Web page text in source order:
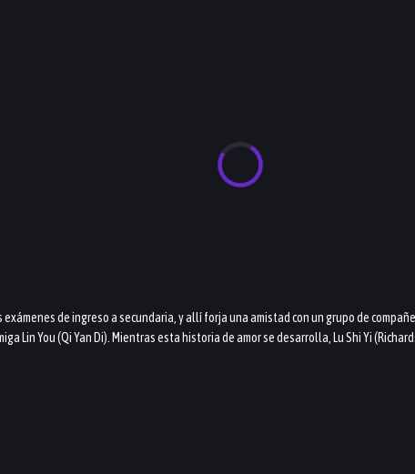
de ingreso a secundaria, y allí forja una amistad con un grupo de
Lin You (Qi Yan Di). Mientras esta historia de amor se desarrolla, Lu Shi Yi